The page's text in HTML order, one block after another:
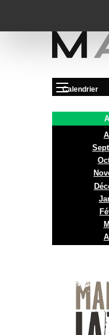
Calendrier
PRÉSENTATION